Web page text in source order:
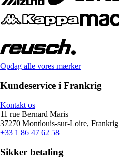
Opdag alle vores mærker
Kundeservice i Frankrig
Kontakt os
11 rue Bernard Maris
37270 Montlouis-sur-Loire, Frankrig
+33 1 86 47 62 58
Sikker betaling